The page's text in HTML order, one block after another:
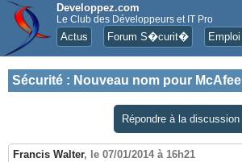
Developpez.com
Le Club des Développeurs et IT Pro
Actus Forum S�curit� Emploi
Sécurité : Nouveau nom pour McAfee
Répondre à la discussion
Francis Walter, le 07/01/2014 à 16h21